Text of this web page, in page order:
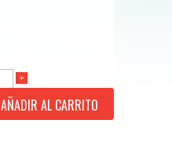
AÑADIR AL CARRITO